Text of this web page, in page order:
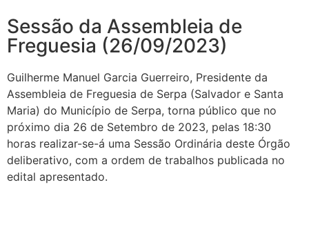
Sessão da Assembleia de
Freguesia (26/09/2023)
Guilherme Manuel Garcia Guerreiro, Presidente da
Assembleia de Freguesia de Serpa (Salvador e Santa
Maria) do Município de Serpa, torna público que no
próximo dia 26 de Setembro de 2023, pelas 18:30
horas realizar-se-á uma Sessão Ordinária deste Órgão
deliberativo, com a ordem de trabalhos publicada no
edital apresentado.